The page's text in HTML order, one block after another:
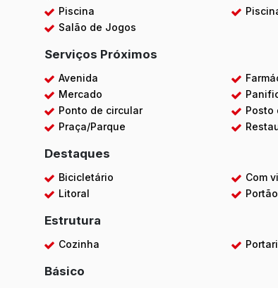
Piscina
Salão de Jogos
Serviços Próximos
Avenida
Mercado
Ponto de circular
Posto
Praça/Parque
Destaques
Bicicletário Com
Litoral
Estrutura
Cozinha
Básico